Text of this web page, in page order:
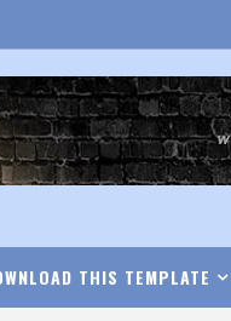
THIS TEMPLATE